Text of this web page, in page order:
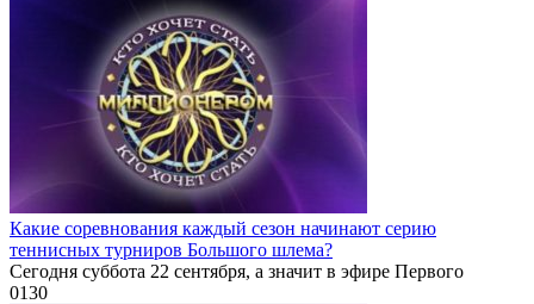
Какие соревнования каждый сезон начинают серию
теннисных турниров Большого шлема?
Сегодня суббота 22 сентября, а значит в эфире Первого
0130